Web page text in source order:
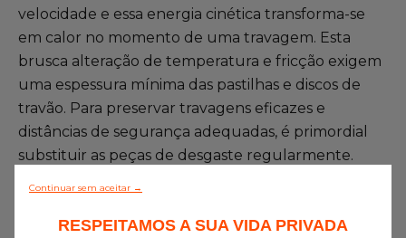
velocidade e essa energia cinética transforma-se
em calor no momento de uma travagem. Esta
brusca alteração de temperatura e fricção exigem
uma espessura mínima das pastilhas e discos de
travão. Para preservar travagens eficazes e
distâncias de segurança adequadas, é primordial
substituir as peças de desgaste regularmente.
O conselho
Continuar sem aceitar →
RESPEITAMOS A SUA VIDA PRIVADA